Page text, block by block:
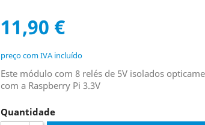
11,90 €
preço com IVA incluído
Este módulo com 8 relés de 5V isolados
com a Raspberry Pi 3.3V
Quantidade